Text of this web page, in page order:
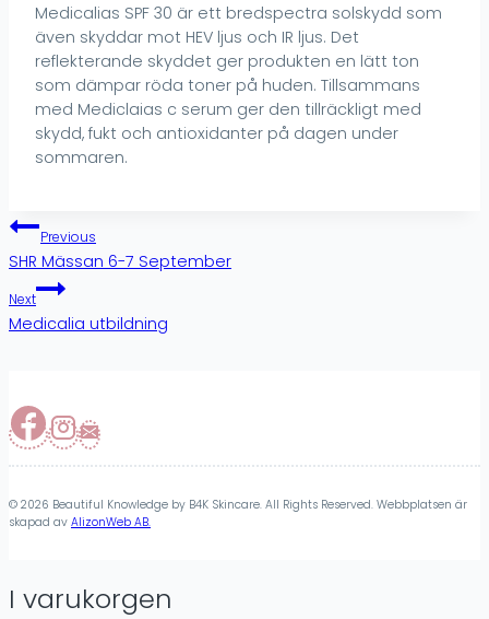
Medicalias SPF 30 är ett bredspectra solskydd som
även skyddar mot HEV ljus och IR ljus. Det
reflekterande skyddet ger produkten en lätt ton
som dämpar röda toner på huden. Tillsammans
med Mediclaias c serum ger den tillräckligt med
skydd, fukt och antioxidanter på dagen under
sommaren.
Inläggsnavigering
Previous
SHR Mässan 6-7 September
Next
Medicalia utbildning
© 2026 Beautiful Knowledge by B4K Skincare. All Rights Reserved. Webbplatsen är
skapad av AlizonWeb AB.
I varukorgen